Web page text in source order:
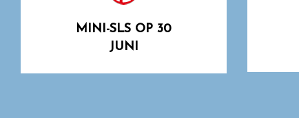
MINI-SLS OP 30
JUNI